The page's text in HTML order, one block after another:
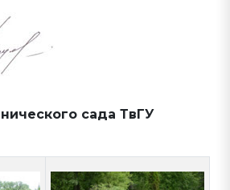
сада ТвГУ